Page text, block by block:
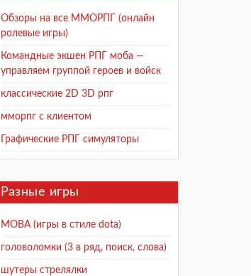
Обзоры на все ММОРПГ (онлайн
ролевые игры)
Командные экшен РПГ моба —
управляем группой героев и войск
классические 2D 3D рпг
мморпг с клиентом
Графические РПГ симуляторы
Разные игры
MOBA (игры в стиле dota)
головоломки (3 в ряд, поиск, слова)
шутеры стрелялки